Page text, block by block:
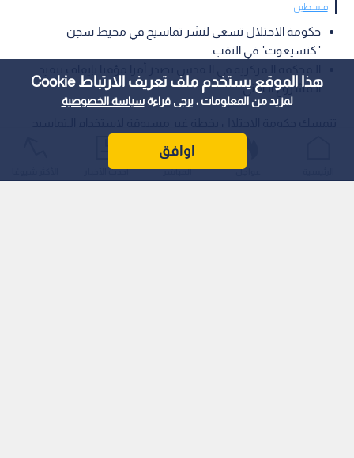
هذا الموقع يستخدم ملف تعريف الارتباط Cookie
لمزيد من المعلومات ، يرجى قراءةسياسة الخصوصية
اوافق
فلسطين
حكومة الاحتلال تسعى لنشر تماسيح في محيط سجن
"كتسيعوت" في النقب.
الـمشروع الـأمني.
بقيادة وزيرة حماية الـبيئة عيديت سيلمان ووزير الأمن الـقومي
إيتامار بن غفير، بهدف ردع الأسرى الـفلسطينيين الـمصنفين
عواجل المباشر أحدث الأخبار